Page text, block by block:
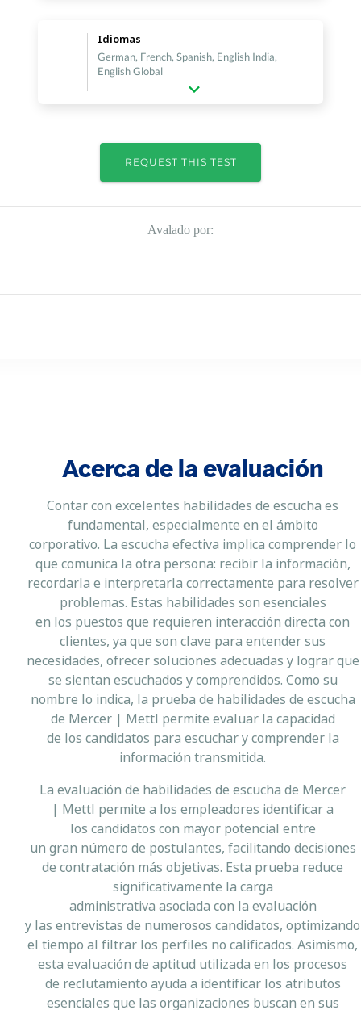
Idiomas
German, French, Spanish, English India,
English Global
REQUEST THIS TEST
Avalado por:
Acerca de la evaluación
Contar con excelentes habilidades de escucha es
fundamental, especialmente en el ámbito
corporativo. La escucha efectiva implica comprender lo
que comunica la otra persona: recibir la información,
recordarla e interpretarla correctamente para resolver
problemas. Estas habilidades son esenciales
en los puestos que requieren interacción directa con
clientes, ya que son clave para entender sus
necesidades, ofrecer soluciones adecuadas y lograr que
se sientan escuchados y comprendidos. Como su
nombre lo indica, la prueba de habilidades de escucha
de Mercer | Mettl permite evaluar la capacidad
de los candidatos para escuchar y comprender la
información transmitida.
La evaluación de habilidades de escucha de Mercer
| Mettl permite a los empleadores identificar a
los candidatos con mayor potencial entre
un gran número de postulantes, facilitando decisiones
de contratación más objetivas. Esta prueba reduce
significativamente la carga
administrativa asociada con la evaluación
y las entrevistas de numerosos candidatos, optimizando
el tiempo al filtrar los perfiles no calificados. Asimismo,
esta evaluación de aptitud utilizada en los procesos
de reclutamiento ayuda a identificar los atributos
esenciales que las organizaciones buscan en sus